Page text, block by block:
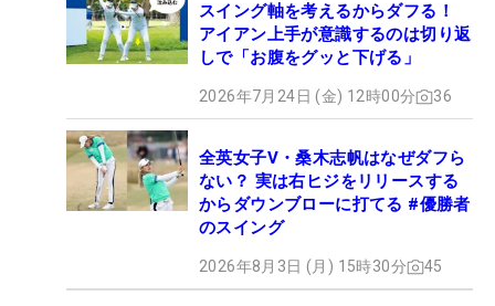
スイング軸を考えるからダフる！
アイアン上手が意識するのは切り返
しで「お腹をグッと下げる」
2026年7月24日 (金) 12時00分 36
全英女子V・桑木志帆はなぜダフら
ない？ 実は右ヒジをリリースする
からダウンブローに打てる #優勝者
のスイング
2026年8月3日 (月) 15時30分 45